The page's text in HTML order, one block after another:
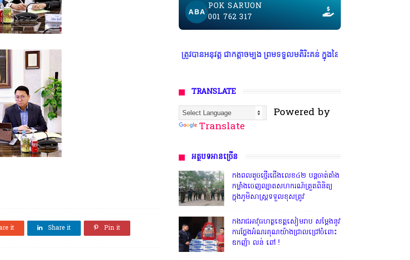
it Share it Pin it
POK SARUON
001 762 317
ក្រសួងព័ត៌មាន * ក្រមសិលធម៌ វិជ្ជាជីវៈ ត្រូវបានអនុវត្ត ជាកត្តាចម្បង ព្រមទទួលមតិរិះគន់ ក្នុងនៃស្ថាបនា គោរពច្បាប់ និង សេរីភាពសារព័
TRANSLATE
Powered by
Translate
អត្ថបទអានច្រើន
កងពលតូចថ្មើរជើងលេខ៤២ បន្តចាត់តាំង
កម្លាំងចេញល្បាតសហករណ៍ត្រួតពិនិត្យ
ក្នុងភូមិសាស្រ្តទទួលខុសត្រូវ
កងរាជអាវុធហត្ថខេត្តសៀមរាប សម្តែងនូវ
ការថ្លែងអំណរគុណយ៉ាងជ្រាលជ្រៅចំពោះ
ឧកញ៉ា លន់ ពៅ !